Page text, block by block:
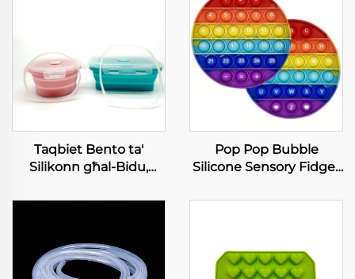
Taqbiet Bento ta'
Silikonn għal-Bidu,
appljanzi domostiku
Pop Pop Bubble
Silicone Sensory Fidget
Special Needs
Contemporary